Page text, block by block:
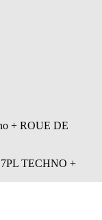
TECHNO +